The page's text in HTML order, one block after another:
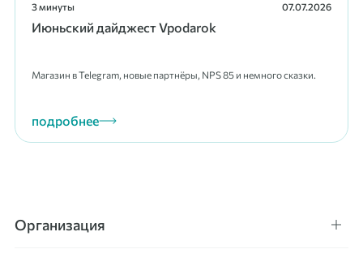
3 минуты 07.07.2026
Июньский дайджест Vpodarok
Магазин в Telegram, новые партнёры, NPS 85 и немного сказки.
подробнее
Организация